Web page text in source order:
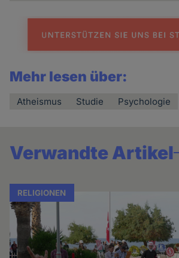
Mehr lesen über:
Atheismus Studie Psychologie
Verwandte Artikel
RELIGIONEN